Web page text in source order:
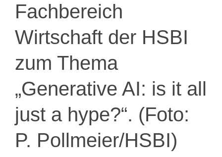
Fachbereich
Wirtschaft der HSBI
zum Thema
„Generative AI: is it all
just a hype?“. (Foto:
P. Pollmeier/HSBI)